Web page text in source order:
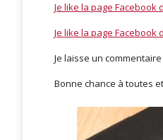
Je like la page Facebook
Je like la page Facebook
Je laisse un
Bonne chance à toutes